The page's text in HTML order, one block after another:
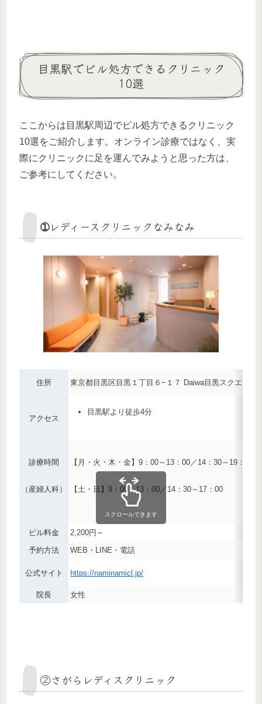
目黒駅でピル処方できるクリニック
10選
ここからは目黒駅周辺でピル処方できるクリニック
10選をご紹介します。オンライン診療ではなく、実
際にクリニックに足を運んでみようと思った方は、
ご参考にしてください。
➀レディースクリニックなみなみ
住所 東京都目黒区目黒１丁目６−１７ Daiwa目黒スクエア
アクセス
目黒駅より徒歩4分
診療時間
（産婦人科）
【月・火・木・金】9：00～13：00／14：30～19：30
【土・日】9：00～13：00／14：30～17：00
ピル料金
2,200円～
予約方法
WEB・LINE・電話
公式サイト https://naminamicl.jp/
院長 女性
スクロールできます
②さがらレディスクリニック